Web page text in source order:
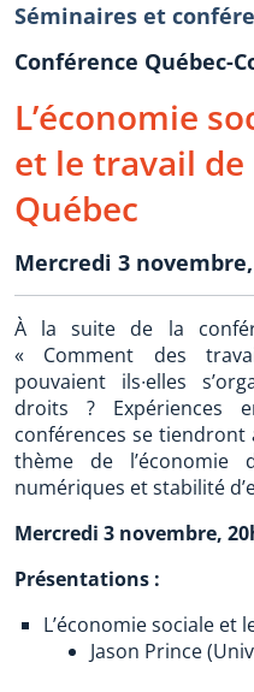
Séminaires et
Conférence Québec-
L’économie
et le travail
Québec
Mercredi 3
À la suite de la
« Comment des
pouvaient ils∙elles
droits ? Expériences
conférences se
thème de l’économie
numériques et stabilité
Mercredi 3 novembre,
Présentations :
L’économie sociale et
Jason Prince